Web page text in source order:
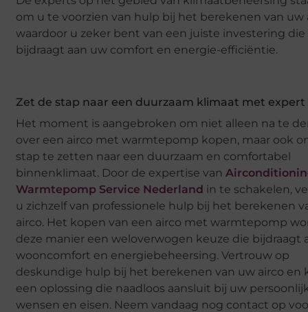
om u te voorzien van hulp bij het berekenen van uw
waardoor u zeker bent van een juiste investering die
bijdraagt aan uw comfort en energie-efficiëntie.
Zet de stap naar een duurzaam klimaat met
Het moment is aangebroken om niet alleen na te
over een airco met warmtepomp kopen, maar ook
stap te zetten naar een duurzaam en comfortabel
binnenklimaat. Door de expertise van
Warmtepomp Service Nederland in te schakelen,
u zichzelf van professionele hulp bij het berekenen
airco. Het kopen van een airco met warmtepomp
deze manier een weloverwogen keuze die bijdraagt
wooncomfort en energiebeheersing. Vertrouw op
deskundige hulp bij het berekenen van uw airco en
een oplossing die naadloos aansluit bij uw
wensen en eisen. Neem vandaag nog contact op